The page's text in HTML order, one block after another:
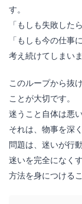
す。
「もしも失敗した
「もしも今の仕事
考え続けてしまいま
このループから抜
ことが大切です。
迷うこと自体は悪
それは、物事を深
問題は、迷いが行
迷いを完全になく
方法を身につける